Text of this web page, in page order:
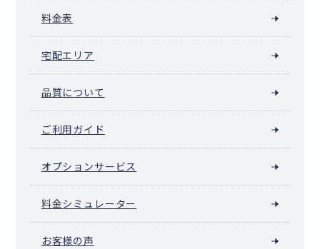
料金表
宅配エリア
品質について
ご利用ガイド
オプションサービス
料金シミュレーター
お客様の声